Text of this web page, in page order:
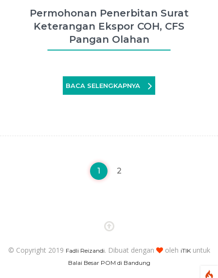
Permohonan Penerbitan Surat
Keterangan Ekspor COH, CFS
Pangan Olahan
BACA SELENGKAPNYA
1 2
© Copyright 2019 Fadli Reizandi. Dibuat dengan oleh iTIKuntuk
Balai Besar POM di Bandung